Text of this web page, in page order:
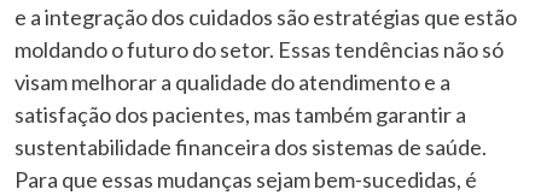
e a integração dos cuidados são estratégias que estão
moldando o futuro do setor. Essas tendências não só
visam melhorar a qualidade do atendimento e a
satisfação dos pacientes, mas também garantir a
sustentabilidade financeira dos sistemas de saúde.
Para que essas mudanças sejam bem-sucedidas, é